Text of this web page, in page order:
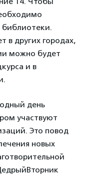
библиотеки.
в других городах,
можно будет
и в
день
участвуют
Это повод
новых